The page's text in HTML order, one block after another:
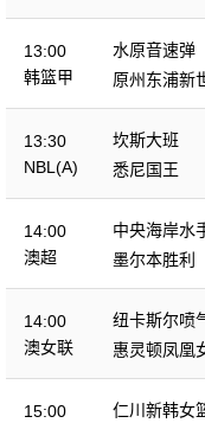
13:00
韩篮甲
水原音速弹
原州东浦新
13:30
NBL(A)
坎斯大班
悉尼国王
14:00
澳超
中央海岸水
墨尔本胜利
14:00
澳女联
纽卡斯尔喷
足
惠灵顿凤凰
15:00
仁川新韩女